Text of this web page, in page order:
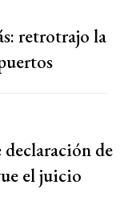
retrotrajo la
de
el juicio